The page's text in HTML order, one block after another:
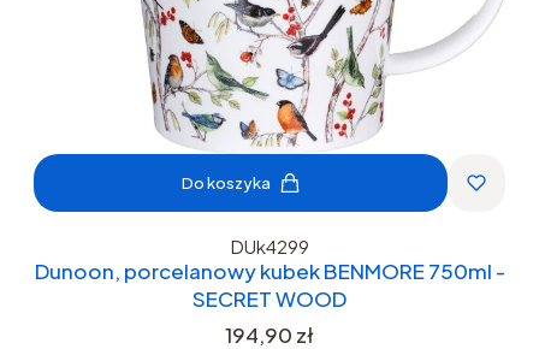
Do koszyka
DUk4299
Dunoon, porcelanowy kubek BENMORE 750ml -
SECRET WOOD
Cena
194,90 zł